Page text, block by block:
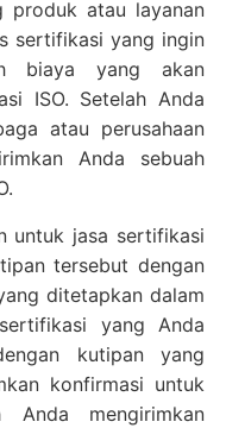
produk atau layanan
sertifikasi yang ingin
biaya yang akan
ISO. Setelah Anda
atau perusahaan
Anda sebuah
untuk jasa sertifikasi
tersebut dengan
ditetapkan dalam
yang Anda
kutipan yang
konfirmasi untuk
Anda mengirimkan